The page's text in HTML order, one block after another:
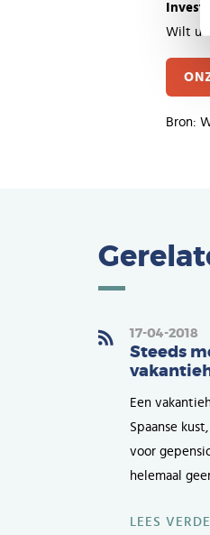
Wilt u
Bron:
17-04-2018
Steeds
Een
Spaanse
voor
helemaal
LEES